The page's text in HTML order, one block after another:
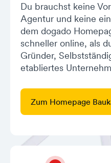
Du brauchst keine
Agentur und keine
dem dogado
schneller online, als
Gründer,
etabliertes
Zum Homepage